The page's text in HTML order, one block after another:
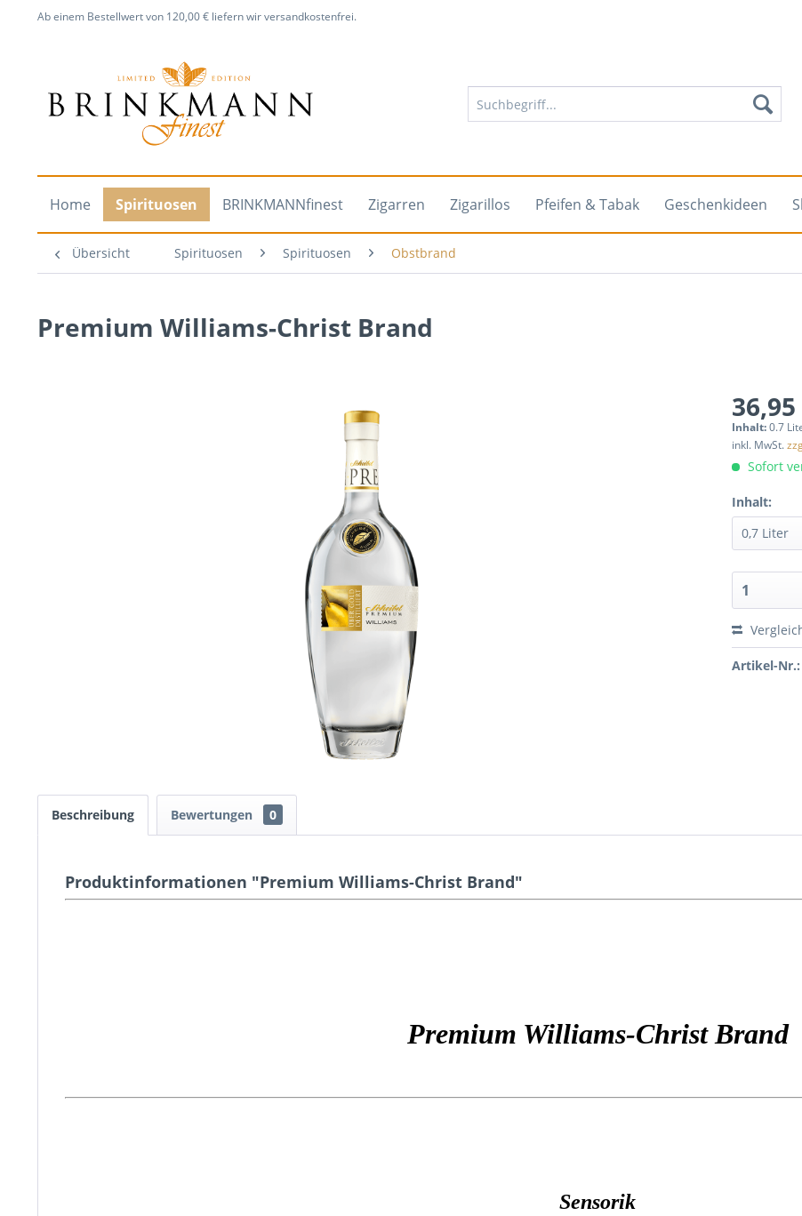
Ab einem Bestellwert von 120,00 € liefern wir versandkostenfrei.
Home Spirituosen BRINKMANNfinest Zigarren Zigarillos Pfeifen & Tabak Geschenkideen
Übersicht Spirituosen Spirituosen Obstbrand
Premium Williams-Christ Brand
36,95
Inhalt:0.7
inkl. MwSt.
Sofort
Inhalt:
Artikel-Nr.:
Beschreibung Bewertungen 0
Produktinformationen "Premium Williams-Christ Brand"
Premium Williams-Christ Brand
Sensorik